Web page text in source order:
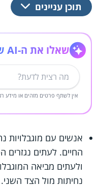
תוכן עניינים
שאלו את ה-AI שלנו
אין לשתף פרטים מזהים או מידע
אנשים עם מוגבלויות
החיים. לעתים נגזרים
ולעתים מביאה
נחיתות מול הצד השני.